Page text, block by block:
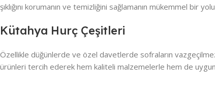
şıklığını korumanın ve temizliğini sağlamanın mükemmel bir
Kütahya Hurç Çeşitleri
Özellikle düğünlerde ve özel davetlerde sofraların
ürünleri tercih ederek hem kaliteli malzemelerle hem de